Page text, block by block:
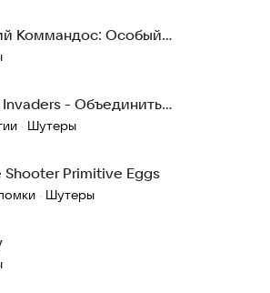
Коммандос: Особый
- Объединить
· Шутеры
Shooter Primitive Eggs
· Шутеры